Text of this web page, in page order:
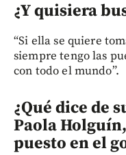
¿Y quisiera
“Si ella se quiere
siempre tengo las
con todo el mundo”.
¿Qué dice de
Paola
puesto en el